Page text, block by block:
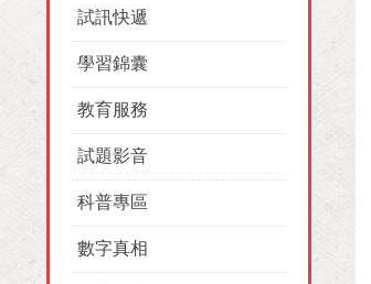
試訊快遞
學習錦囊
教育服務
試題影音
科普專區
數字真相